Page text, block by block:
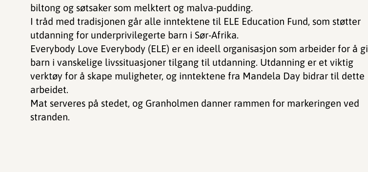
biltong og søtsaker som melktert og malva-pudding.
I tråd med tradisjonen går alle inntektene til ELE Education Fund, som støtter
utdanning for underprivilegerte barn i Sør-Afrika.
Everybody Love Everybody (ELE) er en ideell organisasjon som arbeider for å gi
barn i vanskelige livssituasjoner tilgang til utdanning. Utdanning er et viktig
verktøy for å skape muligheter, og inntektene fra Mandela Day bidrar til dette
arbeidet.
Mat serveres på stedet, og Granholmen danner rammen for markeringen ved
stranden.